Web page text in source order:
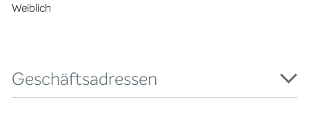
Weiblich
Geschäftsadressen